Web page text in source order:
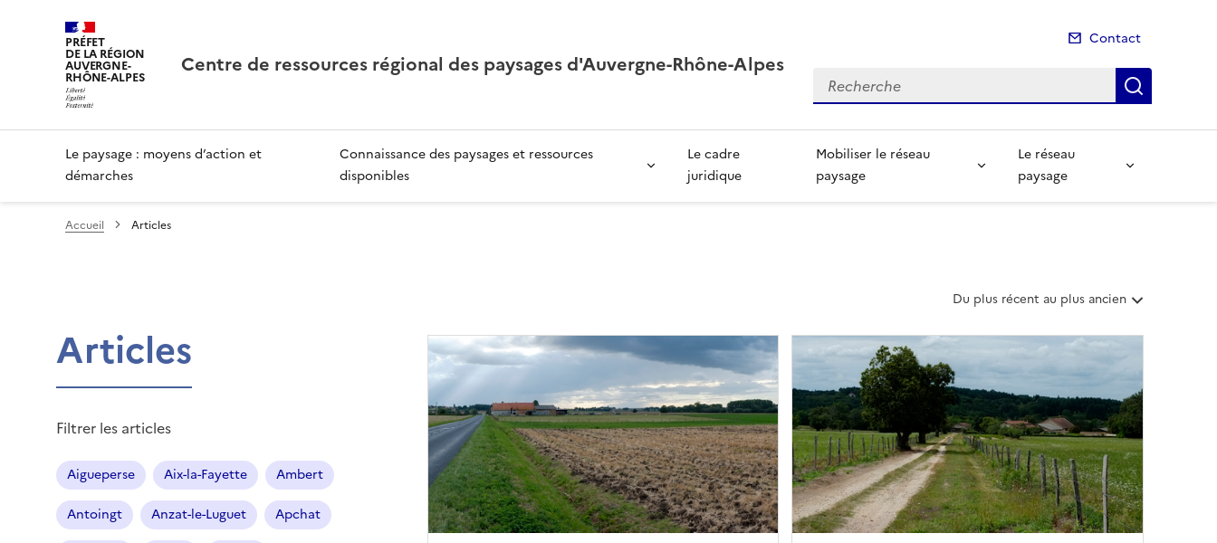
PRÉFET
DE LA RÉGION
AUVERGNE-
RHÔNE-ALPES Centre de ressources régional des paysages d'Auvergne-Rhône-Alpes
Contact
Recherche
Le paysage : moyens d’action et
démarches
Connaissance des paysages et ressources
disponibles
Le cadre
juridique
Mobiliser le réseau
paysage
Le réseau
paysage
Accueil Articles
T
i
r
l
e
s
a
r
t
i
c
l
Du plus récent au plus ancien
Articles
Filtrer les articles
Aigueperse Aix-la-Fayette Ambert
Antoingt Anzat-le-Luguet Apchat